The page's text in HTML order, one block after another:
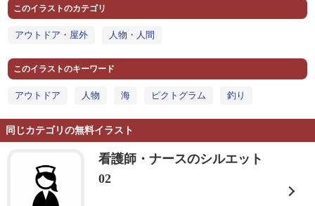
このイラストのカテゴリ
アウトドア・屋外 人物・人間
このイラストのキーワード
アウトドア 人物 海 ピクトグラム 釣り
同じカテゴリの無料イラスト
看護師・ナースのシルエット
02